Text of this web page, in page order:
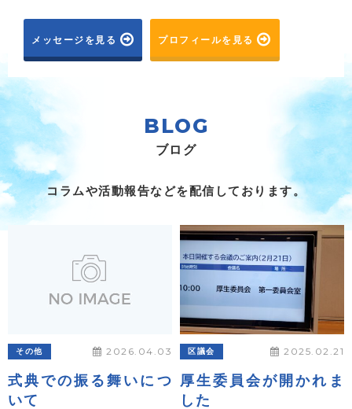
メッセージを見る プロフィールを見る
BLOG
ブログ
コラムや活動報告などを配信しております。
その他 2026.04.03
式典での振る舞いにつ
いて
区議会 2025.02.21
厚生委員会が開かれま
した